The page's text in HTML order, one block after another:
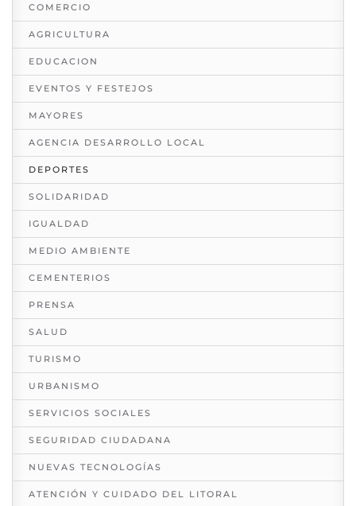
COMERCIO
AGRICULTURA
EDUCACION
EVENTOS Y FESTEJOS
MAYORES
AGENCIA DESARROLLO LOCAL
DEPORTES
SOLIDARIDAD
IGUALDAD
MEDIO AMBIENTE
CEMENTERIOS
PRENSA
SALUD
TURISMO
URBANISMO
SERVICIOS SOCIALES
SEGURIDAD CIUDADANA
NUEVAS TECNOLOGÍAS
ATENCIÓN Y CUIDADO DEL LITORAL